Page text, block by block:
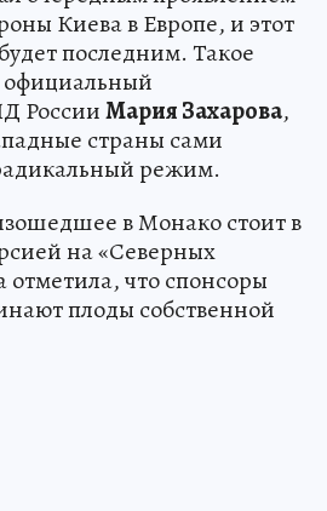
Киева в Европе, и этот
последним. Такое
официальный
РоссииМария Захарова,
страны сами
режим.
в Монако стоит в
на «Северных
отметила, что спонсоры
плоды собственной